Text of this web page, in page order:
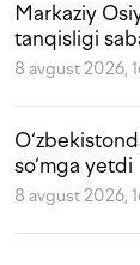
Markaziy
tanqisligi
8 avgust 2026,
so‘mga yetdi
8 avgust 2026,